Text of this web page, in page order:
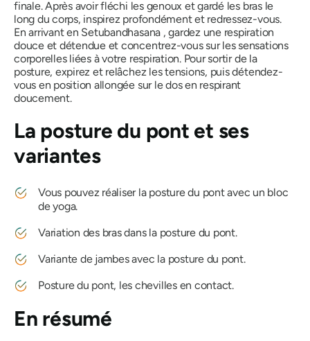
finale. Après avoir fléchi les genoux et gardé les bras le
long du corps, inspirez profondément et redressez-vous.
En arrivant en Setubandhasana , gardez une respiration
douce et détendue et concentrez-vous sur les sensations
corporelles liées à votre respiration. Pour sortir de la
posture, expirez et relâchez les tensions, puis détendez-
vous en position allongée sur le dos en respirant
doucement.
La posture du pont et ses
variantes
Vous pouvez réaliser la posture du pont avec un bloc
de yoga.
Variation des bras dans la posture du pont.
Variante de jambes avec la posture du pont.
Posture du pont, les chevilles en contact.
En résumé